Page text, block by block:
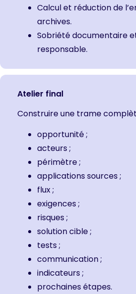
Calcul et réduction de
archives.
Sobriété documentaire
responsable.
Atelier final
Construire une trame
opportunité ;
acteurs ;
périmètre ;
applications sources ;
flux ;
exigences ;
risques ;
solution cible ;
tests ;
communication ;
indicateurs ;
prochaines étapes.